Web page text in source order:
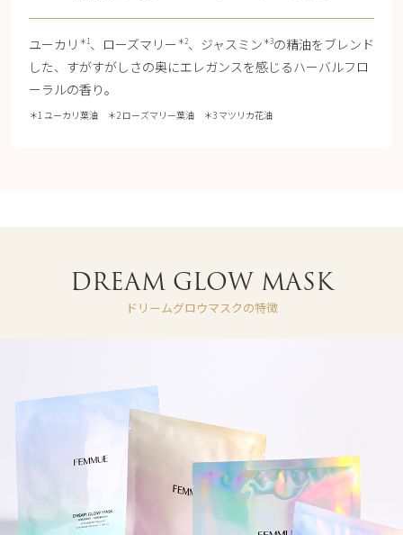
ユーカリ ＊1、ローズマリー ＊2、ジャスミン＊3の精油をブレンド
した、すがすがしさの奥にエレガンスを感じるハーバルフロ
ーラルの香り。
＊1 ユーカリ葉油 ＊2 ローズマリー葉油 ＊3 マツリカ花油
DREAM GLOW MASK
ドリームグロウマスクの特徴